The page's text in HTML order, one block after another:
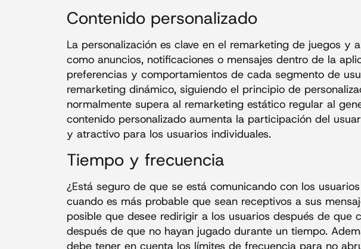
Contenido personalizado
La personalización es clave en el remarketing de juegos y
como anuncios, notificaciones o mensajes dentro de la
preferencias y comportamientos de cada segmento de
remarketing dinámico, siguiendo el principio de
normalmente supera al remarketing estático regular al
contenido personalizado aumenta la participación del
y atractivo para los usuarios individuales.
Tiempo y frecuencia
¿Está seguro de que se está comunicando con los
cuando es más probable que sean receptivos a sus
posible que desee redirigir a los usuarios después de que
después de que no hayan jugado durante un tiempo.
debe tener en cuenta los límites de frecuencia para no